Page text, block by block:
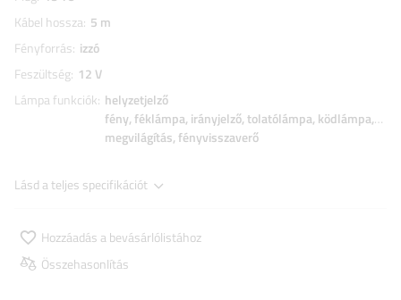
Kábel hossza 5 m
Fényforrás izzó
Feszültség 12 V
Lámpa funkciók helyzetjelző
fény féklámpa irányjelző tolatólámpa ködlámpa
megvilágítás fényvisszaverő
Lásd a teljes specifikációt
Hozzáadás a bevásárlólistához
Összehasonlítás